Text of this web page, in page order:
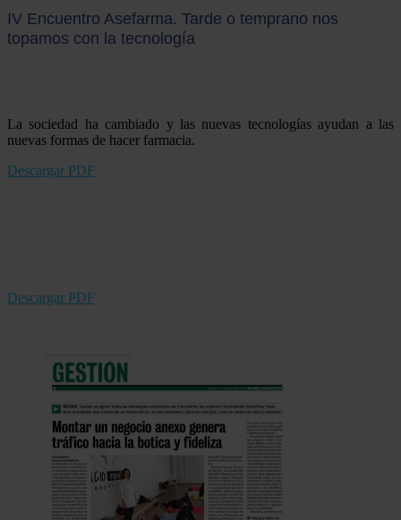
IV Encuentro Asefarma. Tarde o temprano nos
topamos con la tecnología
La sociedad ha cambiado y las nuevas tecnologías ayudan a las
nuevas formas de hacer farmacia.
Descargar PDF
Descargar PDF